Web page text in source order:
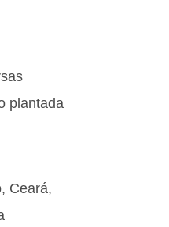
plantada
Ceará,